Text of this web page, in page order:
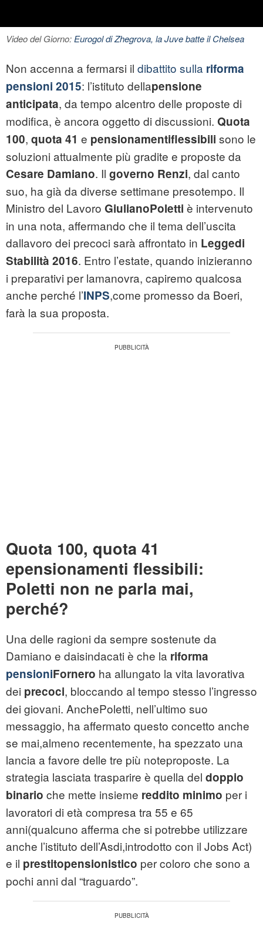
Video del Giorno:Eurogol di Zhegrova, la Juve batte il Chelsea
Non accenna a fermarsi il dibattito sulla riforma
pensioni 2015: l’istituto dellapensione
anticipata, da tempo alcentro delle proposte di
modifica, è ancora oggetto di discussioni. Quota
100, quota 41 e pensionamentiflessibili sono le
soluzioni attualmente più gradite e proposte da
Cesare Damiano. Il governo Renzi, dal canto
suo, ha già da diverse settimane presotempo. Il
Ministro del Lavoro GiulianoPoletti è intervenuto
in una nota, affermando che il tema dell’uscita
dallavoro dei precoci sarà affrontato in Leggedi
Stabilità 2016. Entro l’estate, quando inizieranno
i preparativi per lamanovra, capiremo qualcosa
anche perché l’INPS,come promesso da Boeri,
farà la sua proposta.
Quota 100, quota 41
epensionamenti flessibili:
Poletti non ne parla mai,
perché?
Una delle ragioni da sempre sostenute da
Damiano e daisindacati è che la riforma
pensioniFornero ha allungato la vita lavorativa
dei precoci, bloccando al tempo stesso l’ingresso
dei giovani. AnchePoletti, nell’ultimo suo
messaggio, ha affermato questo concetto anche
se mai,almeno recentemente, ha spezzato una
lancia a favore delle tre più noteproposte. La
strategia lasciata trasparire è quella del doppio
binario che mette insieme reddito minimo per i
lavoratori di età compresa tra 55 e 65
anni(qualcuno afferma che si potrebbe utilizzare
anche l’istituto dell’Asdi,introdotto con il Jobs Act)
e il prestitopensionistico per coloro che sono a
pochi anni dal “traguardo”.